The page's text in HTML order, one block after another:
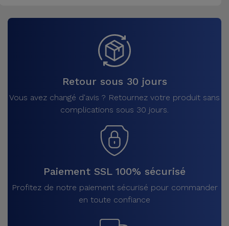
Retour sous 30 jours
Vous avez changé d'avis ? Retournez votre produit sans
complications sous 30 jours.
Paiement SSL 100% sécurisé
Profitez de notre paiement sécurisé pour commander
en toute confiance